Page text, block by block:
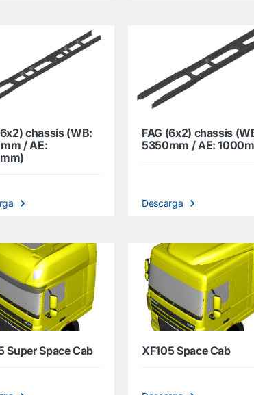
chassis (WB:
/ AE:
FAG (6x2) chassis
5350mm / AE:
Descarga
Super Space Cab XF105 Space Cab